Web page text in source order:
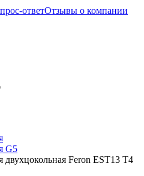
ответОтзывы о компании
G5
Feron EST13 T4